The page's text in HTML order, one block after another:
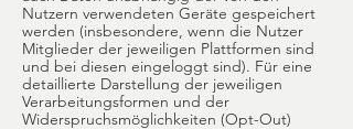
Nutzern verwendeten Geräte gespeichert
werden (insbesondere, wenn die Nutzer
Mitglieder der jeweiligen Plattformen sind
und bei diesen eingeloggt sind). Für eine
detaillierte Darstellung der jeweiligen
Verarbeitungsformen und der
Widerspruchsmöglichkeiten (Opt-Out)